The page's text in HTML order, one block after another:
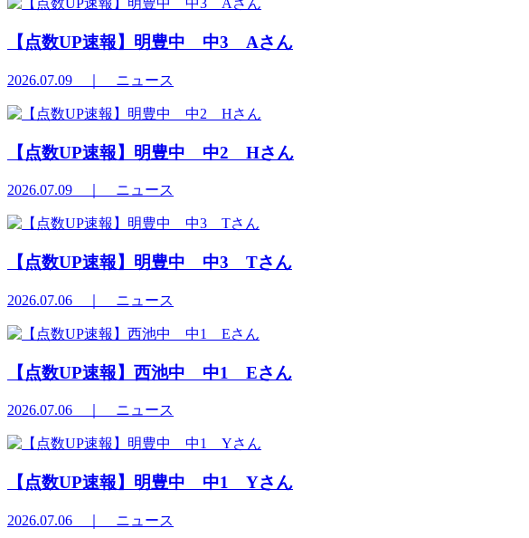
【点数UP速報】明豊中 中3 Aさん
2026.07.09 ｜ ニュース
【点数UP速報】明豊中 中2 Hさん
2026.07.09 ｜ ニュース
【点数UP速報】明豊中 中3 Tさん
2026.07.06 ｜ ニュース
【点数UP速報】西池中 中1 Eさん
2026.07.06 ｜ ニュース
【点数UP速報】明豊中 中1 Yさん
2026.07.06 ｜ ニュース